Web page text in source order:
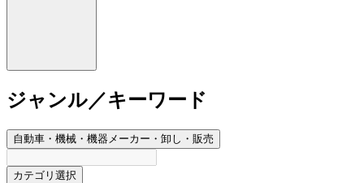
ジャンル／キーワード
自動車・機械・機器メーカー・卸し・販売
カテゴリ選択